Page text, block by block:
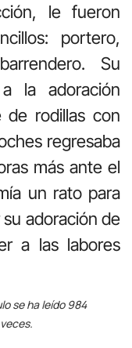
le fueron
portero,
Su
la adoración
de rodillas con
regresaba
más ante el
un rato para
adoración de
a las labores
se ha leído 984
veces.